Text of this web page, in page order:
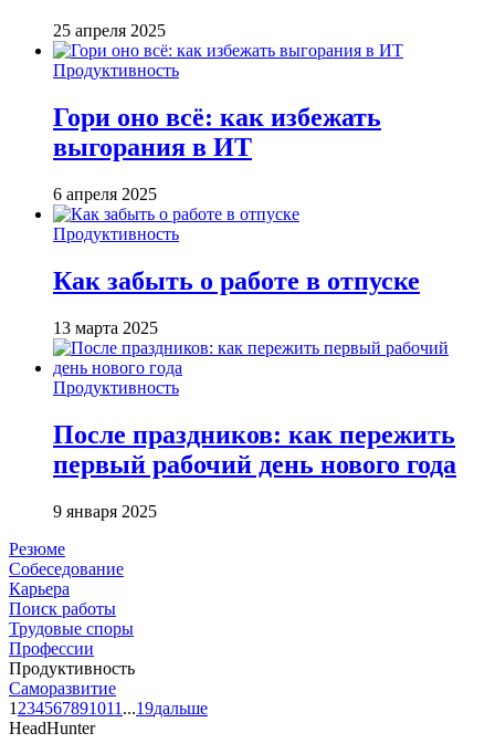
25 апреля 2025
Продуктивность
Гори оно всё: как избежать
выгорания в ИТ
6 апреля 2025
Продуктивность
Как забыть о работе в отпуске
13 марта 2025
Продуктивность
После праздников: как пережить
первый рабочий день нового года
9 января 2025
Резюме
Собеседование
Карьера
Поиск работы
Трудовые споры
Профессии
Продуктивность
Саморазвитие
1 234567891011 ...19дальше
HeadHunter